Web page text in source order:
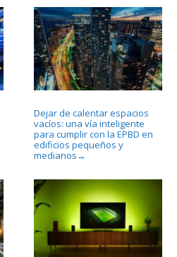
Dejar de calentar espacios
vacíos: una vía inteligente
para cumplir con la EPBD en
edificios pequeños y
medianos →